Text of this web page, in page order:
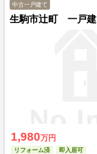
中古一戸建て
生駒市辻町 一戸建
1,980万円
リフォーム済 即入居可